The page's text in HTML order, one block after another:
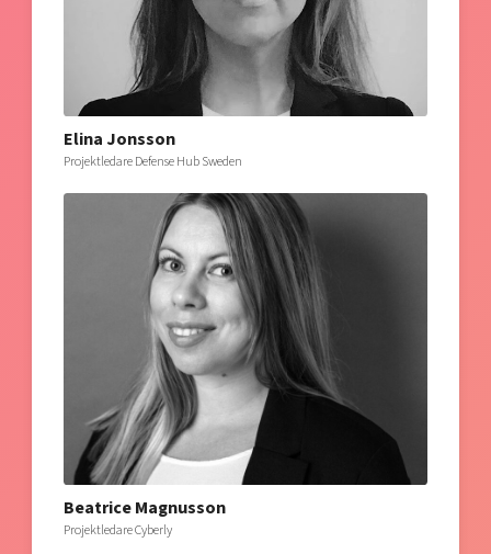
Elina Jonsson
Projektledare Defense Hub Sweden
Beatrice Magnusson
Projektledare Cyberly